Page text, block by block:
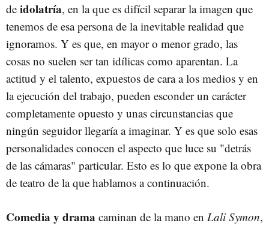
de idolatría, en la que es difícil separar la imagen que
tenemos de esa persona de la inevitable realidad que
ignoramos. Y es que, en mayor o menor grado, las
cosas no suelen ser tan idílicas como aparentan. La
actitud y el talento, expuestos de cara a los medios y en
la ejecución del trabajo, pueden esconder un carácter
completamente opuesto y unas circunstancias que
ningún seguidor llegaría a imaginar. Y es que solo esas
personalidades conocen el aspecto que luce su "detrás
de las cámaras" particular. Esto es lo que expone la obra
de teatro de la que hablamos a continuación.
Comedia y drama caminan de la mano en Lali Symon,